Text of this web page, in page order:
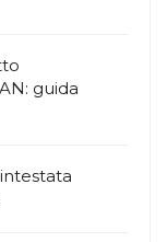
guida